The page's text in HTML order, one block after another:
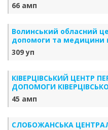
66 амп
Волинський обласний
допомоги та медицини
309 уп
КІВЕРЦІВСЬКИЙ ЦЕНТР
ДОПОМОГИ
45 амп
СЛОБОЖАНСЬКА